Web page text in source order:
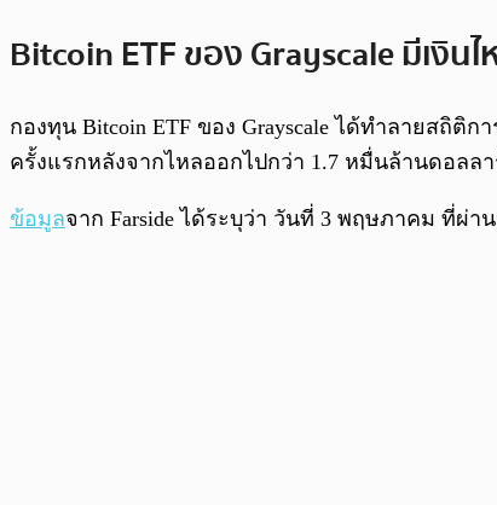
Bitcoin ETF ของ Grayscale มีเงิ
กองทุน Bitcoin ETF ของ Grayscale ได้ทำลายสถิติ
ครั้งแรกหลังจากไหลออกไปกว่า 1.7 หมื่นล้านดอลลา
ข้อมูลจาก Farside ได้ระบุว่า วันที่ 3 พฤษภาคม ที่ผ่า